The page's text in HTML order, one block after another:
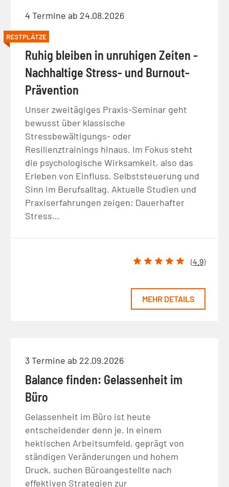
4 Termine ab 24.08.2026
RESTPLÄTZE
Ruhig bleiben in unruhigen Zeiten -
Nachhaltige Stress- und Burnout-
Prävention
Unser zweitägiges Praxis-Seminar geht
bewusst über klassische
Stressbewältigungs- oder
Resilienztrainings hinaus. Im Fokus steht
die psychologische Wirksamkeit, also das
Erleben von Einfluss, Selbststeuerung und
Sinn im Berufsalltag. Aktuelle Studien und
Praxiserfahrungen zeigen: Dauerhafter
Stress…
(4.9)
MEHR DETAILS
3 Termine ab 22.09.2026
Balance finden: Gelassenheit im
Büro
Gelassenheit im Büro ist heute
entscheidender denn je. In einem
hektischen Arbeitsumfeld, geprägt von
ständigen Veränderungen und hohem
Druck, suchen Büroangestellte nach
effektiven Strategien zur